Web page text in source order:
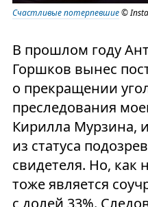
Счастливые потерпевшие©
В прошлом году
Горшков вынес
о прекращении
преследования
Кирилла Мурзина,
из статуса
свидетеля. Но, как
тоже является